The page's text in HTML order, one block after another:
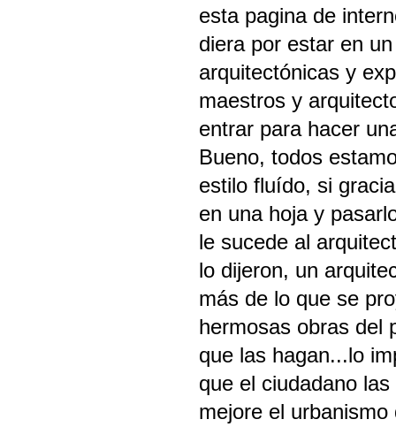
esta pagina de
diera por estar en
arquitectónicas y
maestros y
entrar para hacer
Bueno, todos
estilo fluído, si
en una hoja y
le sucede al
lo dijeron, un
más de lo que se
hermosas obras del
que las hagan...lo
que el ciudadano
mejore el